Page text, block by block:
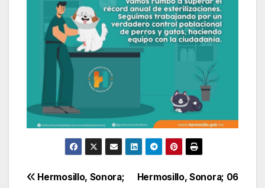
Navegación
Hermosillo, Sonora; 06
Hermosillo, Sonora;